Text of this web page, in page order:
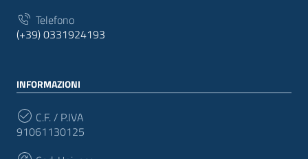
Telefono
(+39) 0331924193
INFORMAZIONI
C.F. / P.IVA
91061130125